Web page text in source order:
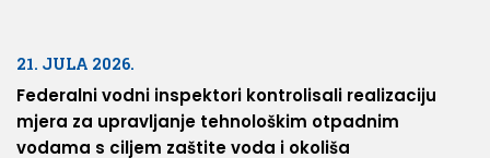
21. JULA 2026.
Federalni vodni inspektori kontrolisali realizaciju
mjera za upravljanje tehnološkim otpadnim
vodama s ciljem zaštite voda i okoliša